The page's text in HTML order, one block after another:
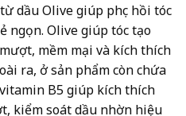
dầu Olive giúp phục hồi tóc
ngọn. Olive giúp tóc tạo
mềm mại và kích thích
ra, ở sản phẩm còn chứa
B5 giúp kích thích
kiểm soát dầu nhờn hiệu